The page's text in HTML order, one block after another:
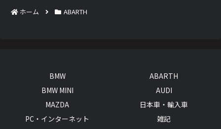
ホーム ABARTH
BMW
ABARTH
BMW MINI
AUDI
MAZDA
日本車・輸入車
PC・インターネット
雑記